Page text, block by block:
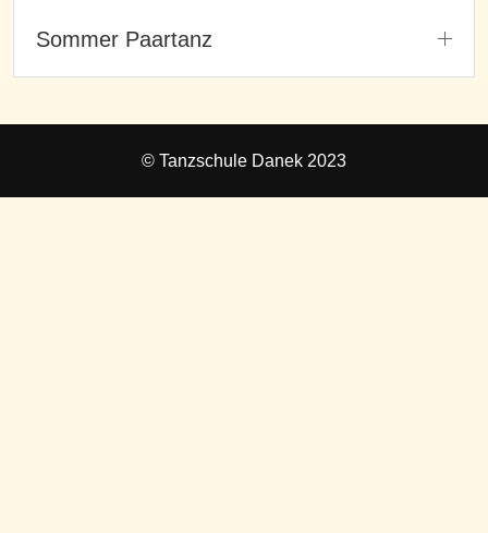
Sommer Paartanz
© Tanzschule Danek 2023